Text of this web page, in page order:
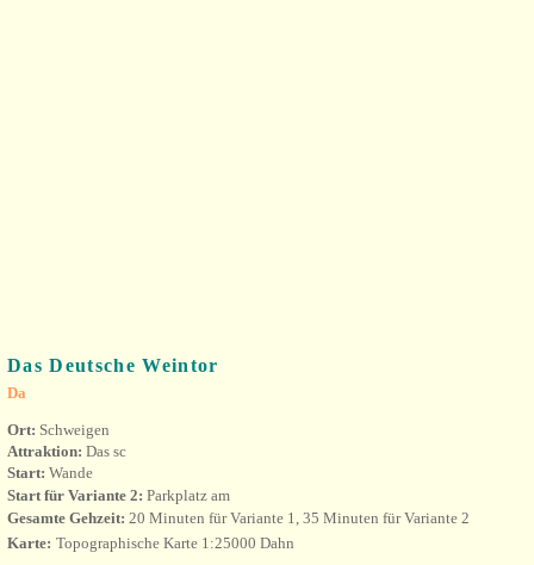
Das Deutsche Weintor
Da
Ort: Schweigen
Attraktion: Das sc
Start: Wande
Start für Variante 2: Parkplatz am
Gesamte Gehzeit: 20 Minuten für Variante 1, 35 Minuten für Variante 2
Karte: Topographische Karte 1:25000 Dahn